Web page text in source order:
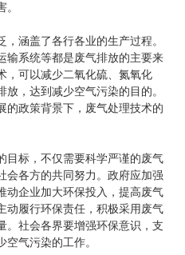
涵盖了各行各业的生产过程。
输系统等都是废气排放的主要来
，可以减少二氧化硫、氮氧化
，达到减少空气污染的目的。
的政策背景下，废气处理技术的
目标，不仅需要科学严谨的废气
会各方的共同努力。政府应加强
动企业加大环保投入，提高废气
动履行环保责任，积极采用废气
。社会各界要增强环保意识，支
气污染的工作。